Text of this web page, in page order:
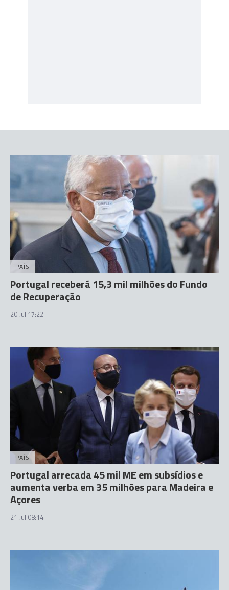
PAÍS
Portugal receberá 15,3 mil milhões do Fundo
de Recuperação
20 Jul 17:22
PAÍS
Portugal arrecada 45 mil ME em subsídios e
aumenta verba em 35 milhões para Madeira e
Açores
21 Jul 08:14